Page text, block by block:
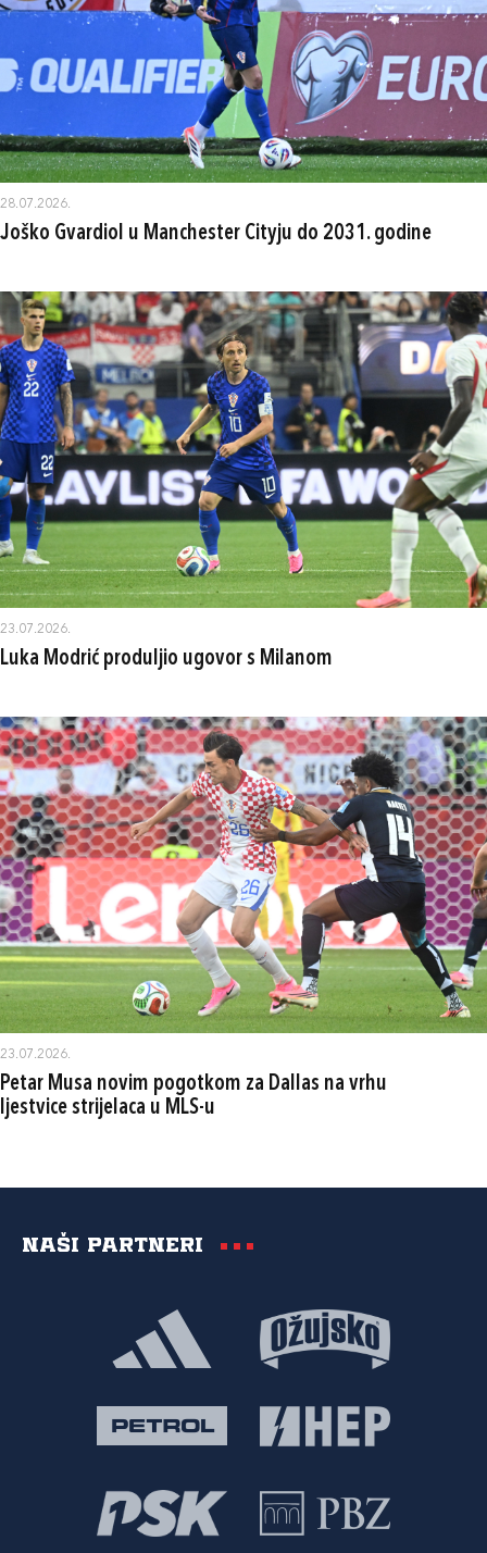
28.07.2026.
Joško Gvardiol u Manchester Cityju do 2031. godine
23.07.2026.
Luka Modrić produljio ugovor s Milanom
23.07.2026.
Petar Musa novim pogotkom za Dallas na vrhu
ljestvice strijelaca u MLS-u
Naši partneri